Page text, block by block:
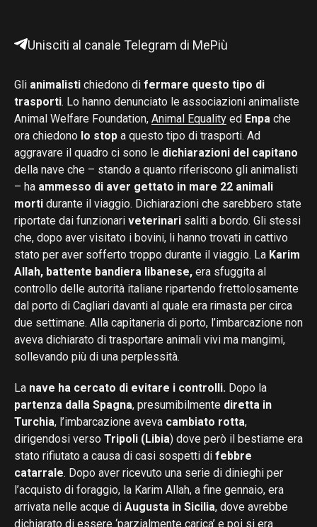
Unisciti al canale Telegram di MePiù
Gli animalisti chiedono di fermare questo tipo di
trasporti. Lo hanno denunciato le associazioni animaliste
Animal Welfare Foundation, Animal Equality ed Enpa che
ora chiedono lo stop a questo tipo di trasporti. Ad
aggravare il quadro ci sono le dichiarazioni del capitano
della nave che – stando a quanto riferiscono gli animalisti
– ha ammesso di aver gettato in mare 22 animali
morti durante il viaggio. Dichiarazioni che sarebbero state
riportate dai funzionari veterinari saliti a bordo. Gli stessi
che, dopo aver visitato i bovini, li hanno trovati in cattivo
stato per aver sofferto troppo durante il viaggio. La Karim
Allah, battente bandiera libanese, era sfuggita al
controllo delle autorità italiane ripartendo frettolosamente
dal porto di Cagliari davanti al quale era rimasta per circa
due settimane. Alla capitaneria di porto, l’imbarcazione non
aveva dichiarato di trasportare animali vivi ma mangimi,
sollevando più di una perplessità.
La nave ha cercato di evitare i controlli. Dopo la
partenza dalla Spagna, presumibilmente diretta in
Turchia, l’imbarcazione aveva cambiato rotta,
dirigendosi verso Tripoli (Libia) dove però il bestiame era
stato rifiutato a causa di casi sospetti di febbre
catarrale. Dopo aver ricevuto una serie di dinieghi per
l’acquisto di foraggio, la Karim Allah, a fine gennaio, era
arrivata nelle acque di Augusta in Sicilia, dove avrebbe
dichiarato di essere ‘parzialmente carica’ e poi si era